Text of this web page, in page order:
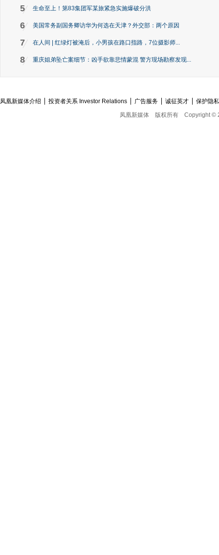
5 生命至上！第83集团军某旅紧急实施爆破分洪
6 美国常务副国务卿访华为何选在天津？外交部：两个原因
7 在人间 | 红绿灯被淹后，小男孩在路口指路，7位摄影师...
8 重庆姐弟坠亡案细节：凶手欲靠悲情蒙混 警方现场勘察发现...
凤凰新媒体介绍 投资者关系 Investor Relations 广告服务 诚征英才
保护隐
凤凰新媒体
版权所有 Copyright ©